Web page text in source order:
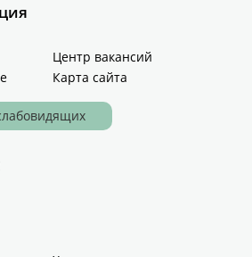
Центр вакансий
Карта сайта